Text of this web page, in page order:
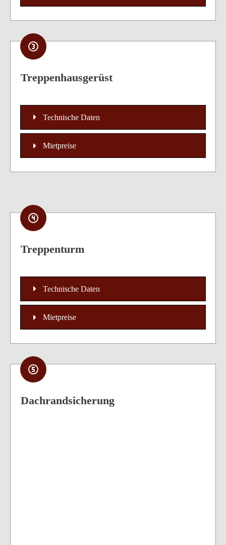
Treppenhausgerüst
Technische Daten
Mietpreise
Treppenturm
Technische Daten
Mietpreise
Dachrandsicherung